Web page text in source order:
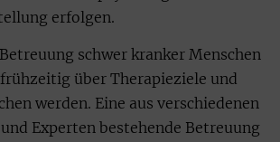
erfolgen.
schwer kranker Menschen
über Therapieziele und
werden. Eine aus verschiedenen
Experten bestehende Betreuung